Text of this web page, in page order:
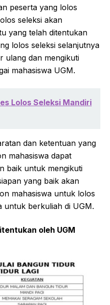
peserta yang lolos
seleksi akan
yang telah ditentukan
lolos seleksi selanjutnya
ulang dan mengikuti
mahasiswa UGM.
Lolos Seleksi Mandiri
dan ketentuan yang
mahasiswa dapat
baik untuk mengikuti
yang baik akan
mahasiswa untuk lolos
untuk berkuliah di UGM.
oleh UGM